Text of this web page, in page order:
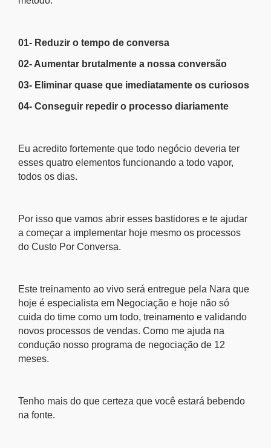
01- Reduzir o tempo de conversa
02- Aumentar brutalmente a nossa conversão
03- Eliminar quase que imediatamente os curiosos
04- Conseguir repedir o processo diariamente
Eu acredito fortemente que todo negócio deveria ter
esses quatro elementos funcionando a todo vapor,
todos os dias.
Por isso que vamos abrir esses bastidores e te ajudar
a começar a implementar hoje mesmo os processos
do Custo Por Conversa.
Este treinamento ao vivo será entregue pela Nara que
hoje é especialista em Negociação e hoje não só
cuida do time como um todo, treinamento e validando
novos processos de vendas. Como me ajuda na
condução nosso programa de negociação de 12
meses.
Tenho mais do que certeza que você estará bebendo
na fonte.